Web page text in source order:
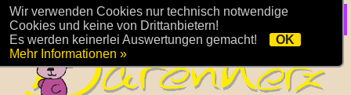
Wir verwenden Cookies nur technisch notwendige
Cookies und keine von Drittanbietern!
Es werden keinerlei Auswertungen gemacht!
OK
Mehr Informationen »